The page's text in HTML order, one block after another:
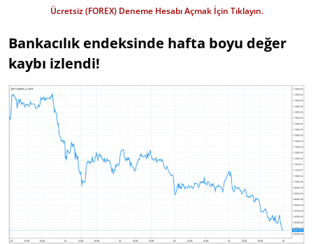
Ücretsiz (FOREX) Deneme Hesabı Açmak İçin Tıklayın.
Bankacılık endeksinde hafta boyu değer
kaybı izlendi!